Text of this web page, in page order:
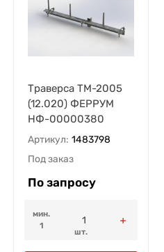
Траверса ТМ-2005
(12.020) ФЕРРУМ
НФ-00000380
Артикул: 1483798
Под заказ
По запросу
мин.
1
шт.